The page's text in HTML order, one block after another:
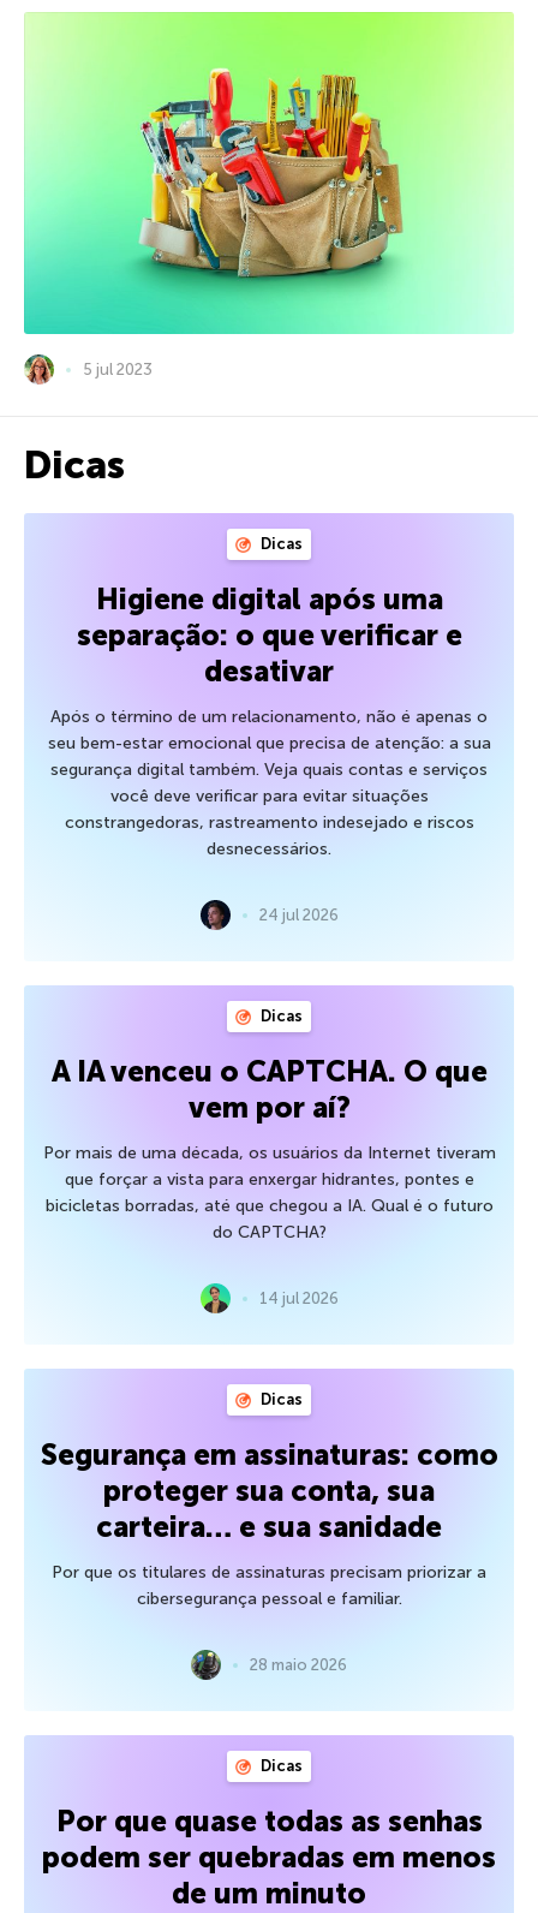
5 jul 2023
Dicas
Dicas
Higiene digital após uma
separação: o que verificar e
desativar
Após o término de um relacionamento, não é apenas o
seu bem-estar emocional que precisa de atenção: a sua
segurança digital também. Veja quais contas e serviços
você deve verificar para evitar situações
constrangedoras, rastreamento indesejado e riscos
desnecessários.
24 jul 2026
Dicas
A IA venceu o CAPTCHA. O que
vem por aí?
Por mais de uma década, os usuários da Internet tiveram
que forçar a vista para enxergar hidrantes, pontes e
bicicletas borradas, até que chegou a IA. Qual é o futuro
do CAPTCHA?
14 jul 2026
Dicas
Segurança em assinaturas: como
proteger sua conta, sua
carteira… e sua sanidade
Por que os titulares de assinaturas precisam priorizar a
cibersegurança pessoal e familiar.
28 maio 2026
Dicas
Por que quase todas as senhas
podem ser quebradas em menos
de um minuto